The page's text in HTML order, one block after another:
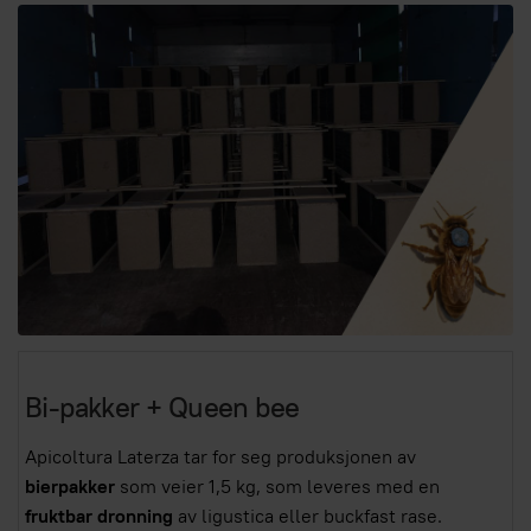
Bi-pakker + Queen bee
Apicoltura Laterza tar for seg produksjonen av
bierpakker som veier 1,5 kg, som leveres med en
fruktbar dronning av ligustica eller buckfast rase.